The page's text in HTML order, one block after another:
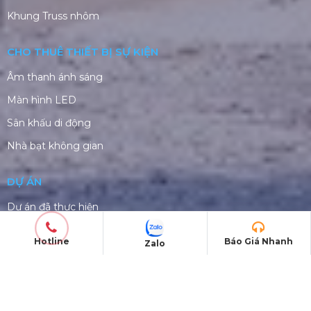
Khung Truss nhôm
CHO THUÊ THIẾT BỊ SỰ KIỆN
Âm thanh ánh sáng
Màn hình LED
Sân khấu di động
Nhà bạt không gian
DỰ ÁN
Dự án đã thực hiện
Dự án đang thực hiện
Hotline Báo Giá Nhanh
Zalo